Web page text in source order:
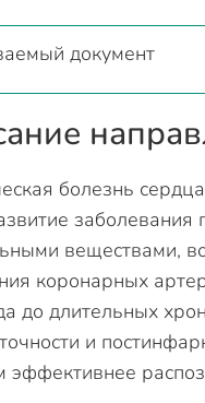
документ
болезнь
заболевания
веществами,
коронарных
до длительных
и
эффективнее